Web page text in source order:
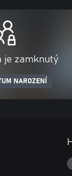
je zamknutý
NAROZENÍ